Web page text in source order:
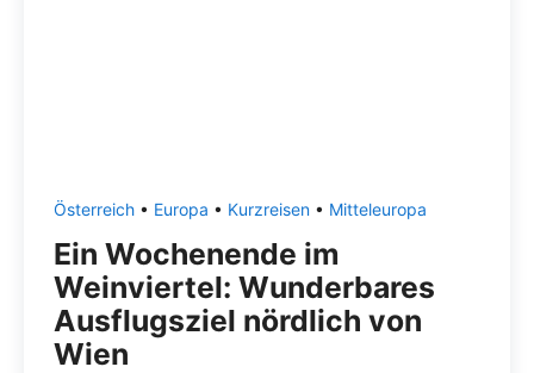
Österreich • Europa • Kurzreisen • Mitteleuropa
Ein Wochenende im
Weinviertel: Wunderbares
Ausflugsziel nördlich von
Wien